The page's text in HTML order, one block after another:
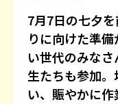
7月7日の七夕
りに向けた準
い世代のみな
生たちも参加
い、賑やかに作